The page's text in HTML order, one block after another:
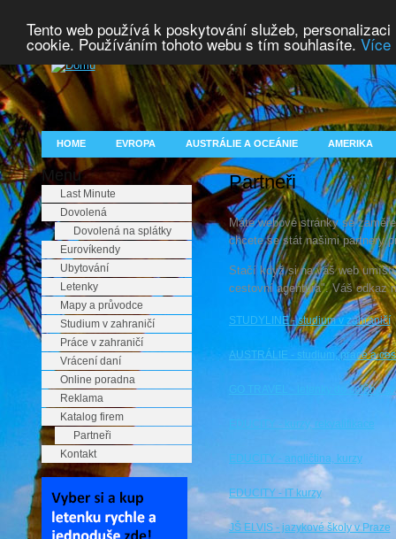
Tento web používá k poskytování služeb,
cookie. Používáním tohoto webu s tím souhlasíte. Více
HOME EVROPA AUSTRÁLIE A OCEÁNIE AMERIKA
Menu
Last Minute
Dovolená
Dovolená na splátky
Eurovíkendy
Ubytování
Letenky
Mapy a průvodce
Studium v zahraničí
Práce v zahraničí
Vrácení daní
Online poradna
Reklama
Katalog firem
Partneři
Kontakt
Partneři
Máte webové stránky se
chcete se stát našimi partnery
Stačí když si na váš web
cestovní agentura". Váš odkaz
STUDYLINE - studium v zahraničí
AUSTRÁLIE - studium, práce a
GO TRAVEL - letenky do celého
EDUCITY - kurzy, rekvalifikace
EDUCITY - angličtina, kurzy
EDUCITY - IT kurzy
JŠ ELVIS - jazykové školy v Praze